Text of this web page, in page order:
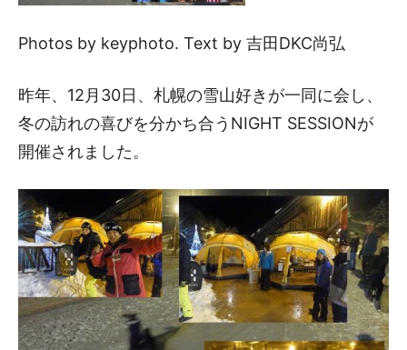
Photos by keyphoto. Text by 吉田DKC尚弘
昨年、12月30日、札幌の雪山好きが一同に会し、
冬の訪れの喜びを分かち合うNIGHT SESSIONが
開催されました。